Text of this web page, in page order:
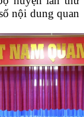
nội dung quan